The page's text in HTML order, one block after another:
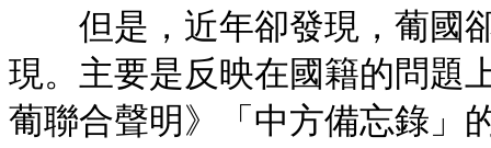
但是，近年卻發現，葡國卻
現。主要是反映在國籍的問題
葡聯合聲明》「中方備忘錄」